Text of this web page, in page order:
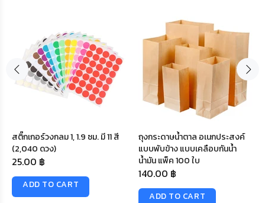
สติ๊กเกอร์วงกลม 1, 1.9 ซม. มี 11 สี
(2,040 ดวง)
25.00 ฿
ADD TO CART
ถุงกระดาษน้ำตาล อเนกประสงค์
แบบพับข้าง แบบเคลือบกันน้ำ
น้ำมัน แพ็ค 100 ใบ
140.00 ฿
ADD TO CART